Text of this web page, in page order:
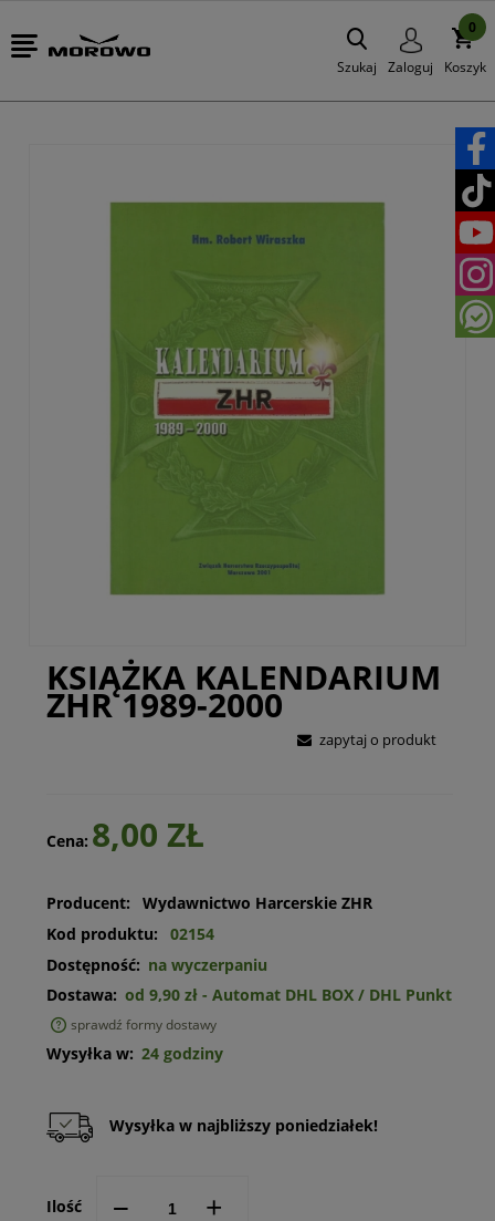
Szukaj Zaloguj Koszyk
0
KSIĄŻKA KALENDARIUM
ZHR 1989-2000
zapytaj o produkt
Cena: 8,00 ZŁ
Producent:
Wydawnictwo Harcerskie ZHR
Kod produktu:
02154
Dostępność: na wyczerpaniu
Dostawa: od 9,90 zł - Automat DHL BOX / DHL Punkt
sprawdź formy dostawy
Wysyłka w: 24 godziny
Wysyłka w najbliższy poniedziałek!
Ilość -- +